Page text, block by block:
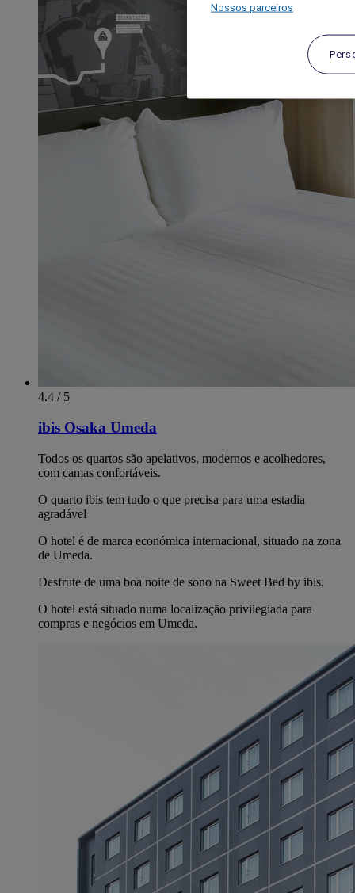
4.4 / 5
ibis Osaka Umeda
Todos os quartos são apelativos, modernos e acolhedores,
com camas confortáveis.
O quarto ibis tem tudo o que precisa para uma estadia
agradável
O hotel é de marca económica internacional, situado na zona
de Umeda.
Desfrute de uma boa noite de sono na Sweet Bed by ibis.
O hotel está situado numa localização privilegiada para
compras e negócios em Umeda.
Nossos parceiros